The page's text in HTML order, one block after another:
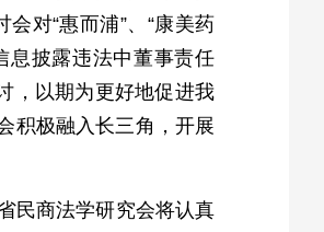
对“惠而浦”、“康美药
息披露违法中董事责任
，以期为更好地促进我
积极融入长三角，开展
民商法学研究会将认真